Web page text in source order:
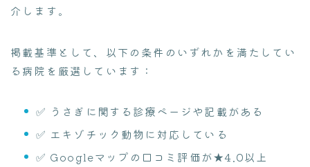
介します。
掲載基準として、以下の条件のいずれかを満たしてい
る病院を厳選しています：
✅ うさぎに関する診療ページや記載がある
✅ エキゾチック動物に対応している
✅ Googleマップの口コミ評価が★4.0以上